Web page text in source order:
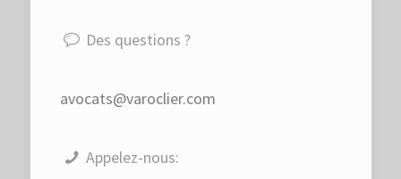
Des questions ?
avocats@varoclier.com
Appelez-nous: